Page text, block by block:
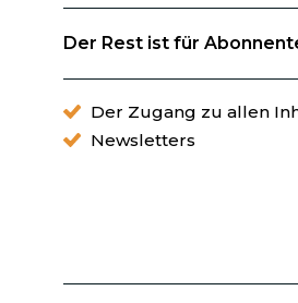
Der Rest ist für
Der Zugang zu allen
Newsletters